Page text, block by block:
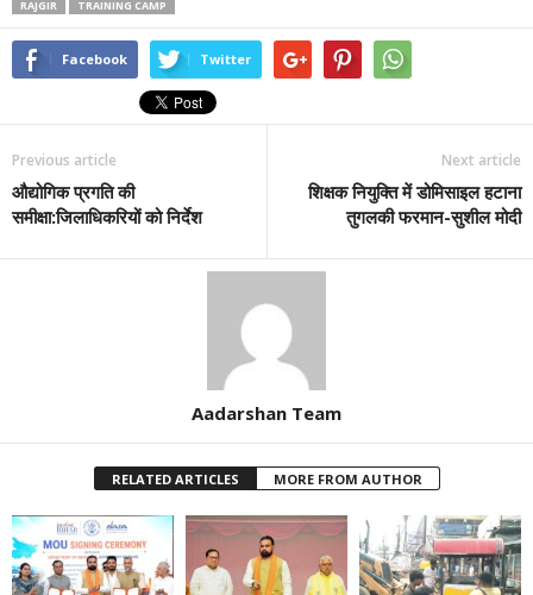
RAJGIR
TRAINING CAMP
Facebook Twitter
Previous article
औद्योगिक प्रगति की
समीक्षा:जिलाधिकरियों को निर्देश
Next article
शिक्षक नियुक्ति में डोमिसाइल हटाना
तुगलकी फरमान-सुशील मोदी
Aadarshan Team
RELATED ARTICLES MORE FROM AUTHOR